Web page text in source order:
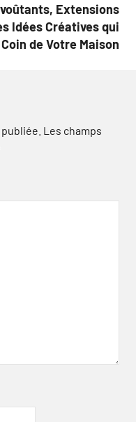
Extensions
Idées Créatives qui
de Votre Maison
Les champs